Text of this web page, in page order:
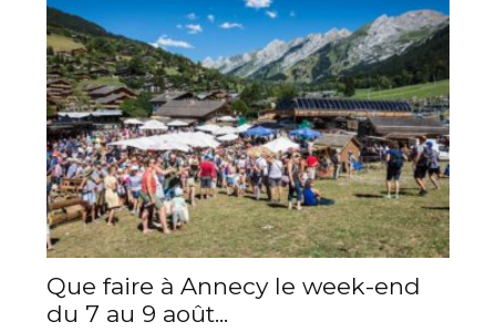
Que faire à Annecy le week-end
du 7 au 9 août...